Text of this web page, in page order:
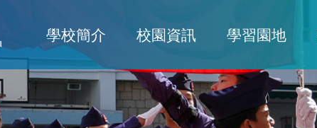
Main
navigation
學校簡介 校園資訊 學習園地